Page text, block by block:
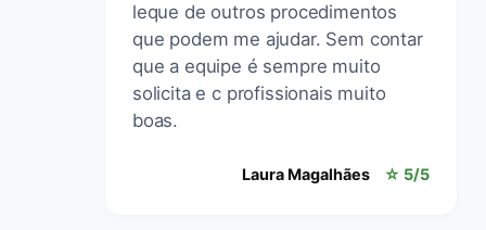
leque de outros procedimentos
que podem me ajudar. Sem contar
que a equipe é sempre muito
solicita e c profissionais muito
boas.
Laura Magalhães ☆ 5/5